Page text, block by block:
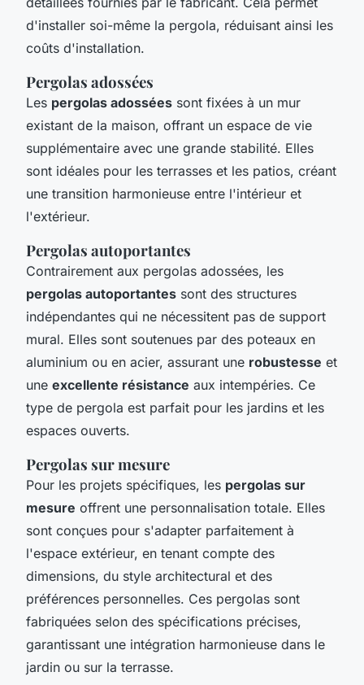
d'installer soi-même la pergola, réduisant ainsi les
coûts d'installation.
Pergolas adossées
Les pergolas adossées sont fixées à un mur
existant de la maison, offrant un espace de vie
supplémentaire avec une grande stabilité. Elles
sont idéales pour les terrasses et les patios, créant
une transition harmonieuse entre l'intérieur et
l'extérieur.
Pergolas autoportantes
Contrairement aux pergolas adossées, les
pergolas autoportantes sont des structures
indépendantes qui ne nécessitent pas de support
mural. Elles sont soutenues par des poteaux en
aluminium ou en acier, assurant une robustesse et
une excellente résistance aux intempéries. Ce
type de pergola est parfait pour les jardins et les
espaces ouverts.
Pergolas sur mesure
Pour les projets spécifiques, les pergolas sur
mesure offrent une personnalisation totale. Elles
sont conçues pour s'adapter parfaitement à
l'espace extérieur, en tenant compte des
dimensions, du style architectural et des
préférences personnelles. Ces pergolas sont
fabriquées selon des spécifications précises,
garantissant une intégration harmonieuse dans le
jardin ou sur la terrasse.